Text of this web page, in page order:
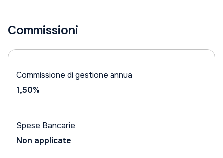
Commissioni
Commissione di gestione annua
1,50%
Spese Bancarie
Non applicate